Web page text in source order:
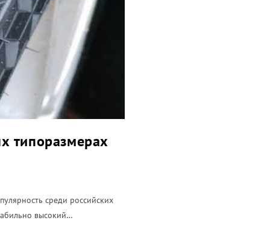
типоразмерах
среди российских
высокий…